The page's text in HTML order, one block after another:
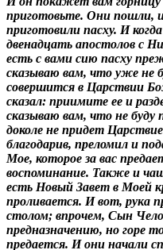
приготовьте. Они пошли,
приготовили пасху. И
двенадцать апостолов с
есть с вами сию пасху
сказываю вам, что уже не
совершится в Царствии
сказал: приимите ее и
сказываю вам, что не буду
доколе не придет
благодарив, преломил и
Мое, которое за вас
воспоминание. Также и
есть Новый Завет в Моей
проливается. И вот, рука
столом; впрочем, Сын
предназначению, но горе
предается. И они начали